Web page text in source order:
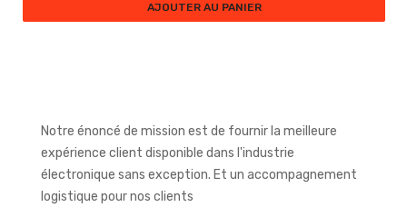
AJOUTER AU PANIER
Notre énoncé de mission est de fournir la meilleure
expérience client disponible dans l'industrie
électronique sans exception. Et un accompagnement
logistique pour nos clients